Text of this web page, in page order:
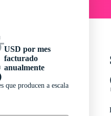
USD por mes
facturado
anualmente
que producen a escala